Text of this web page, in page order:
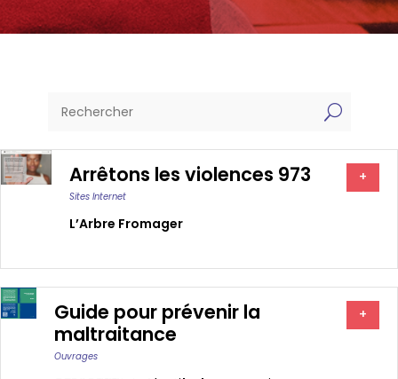
U
Arrêtons les violences 973
Sites Internet
L’Arbre Fromager
+
Guide pour prévenir la
maltraitance
Ouvrages
+